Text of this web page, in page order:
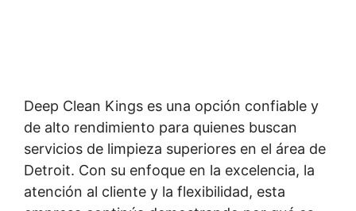
Deep Clean Kings es una opción confiable y
de alto rendimiento para quienes buscan
servicios de limpieza superiores en el área de
Detroit. Con su enfoque en la excelencia, la
atención al cliente y la flexibilidad, esta